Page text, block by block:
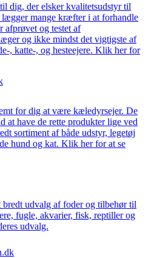
dig, der elsker kvalitetsudstyr til
mange kræfter i at forhandle
afprøvet og testet af
og ikke mindst det vigtigste af
, katte-, og hesteejere. Klik her for
for dig at være kæledyrsejer. De
at have de rette produkter lige ved
sortiment af både udstyr, legetøj
hund og kat. Klik her for at se
udvalg af foder og tilbehør til
fugle, akvarier, fisk, reptiller og
udvalg.